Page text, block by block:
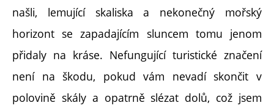
našli, lemující skaliska a nekonečný mořský
horizont se zapadajícím sluncem tomu jenom
přidaly na kráse. Nefungující turistické značení
není na škodu, pokud vám nevadí skončit v
polovině skály a opatrně slézat dolů, což jsem